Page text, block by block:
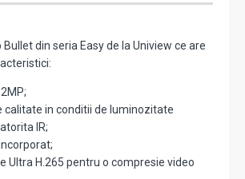
din seria Easy de la Uniview ce are
calitate in conditii de luminozitate
IR;
Ultra H.265 pentru o compresie video